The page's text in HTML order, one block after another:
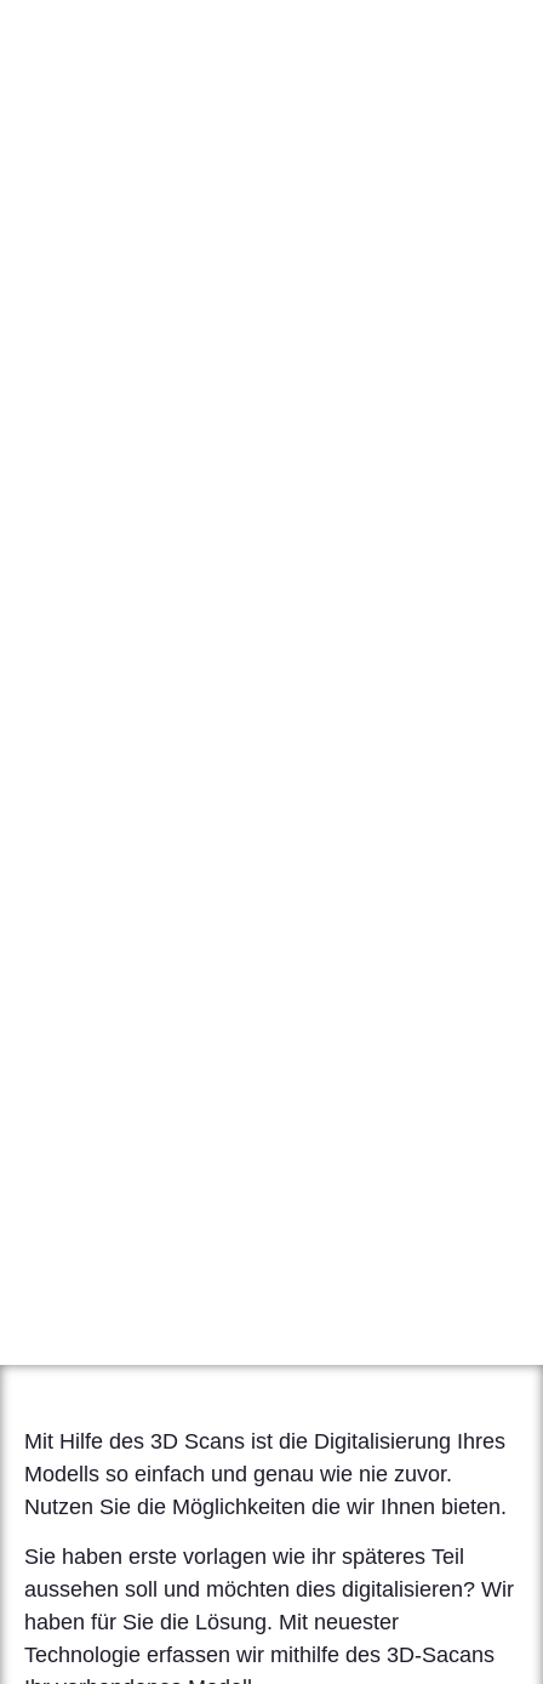
Mit Hilfe des 3D Scans ist die Digitalisierung Ihres
Modells so einfach und genau wie nie zuvor.
Nutzen Sie die Möglichkeiten die wir Ihnen bieten.
Sie haben erste vorlagen wie ihr späteres Teil
aussehen soll und möchten dies digitalisieren? Wir
haben für Sie die Lösung. Mit neuester
Technologie erfassen wir mithilfe des 3D-Sacans